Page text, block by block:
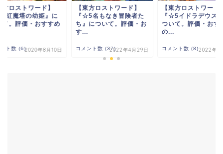
方ロストワード】
紅魔塔の幼姫』に
て。評価・おすすめ
2020年8月10日
ト数 (6)
【東方ロストワード】
『☆5名もなき冒険者た
ち』について。評価・お
す...
2022年4月29日
コメント数 (37)
【東方ロストワード
『☆5イドラデウス
ついて。評価・おす
の...
2022年2
コメント数 (8)